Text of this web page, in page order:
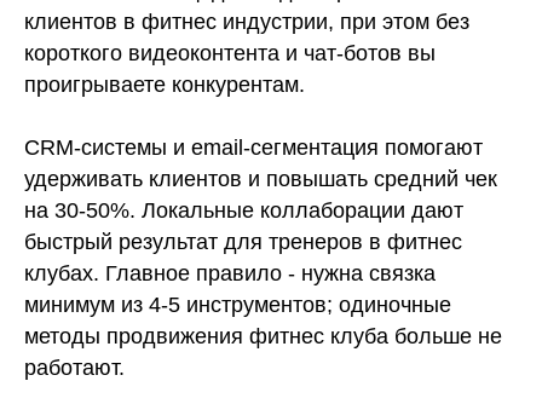
клиентов в фитнес индустрии, при этом без
короткого видеоконтента и чат-ботов вы
проигрываете конкурентам.
CRM-системы и email-сегментация помогают
удерживать клиентов и повышать средний чек
на 30-50%. Локальные коллаборации дают
быстрый результат для тренеров в фитнес
клубах. Главное правило - нужна связка
минимум из 4-5 инструментов; одиночные
методы продвижения фитнес клуба больше не
работают.